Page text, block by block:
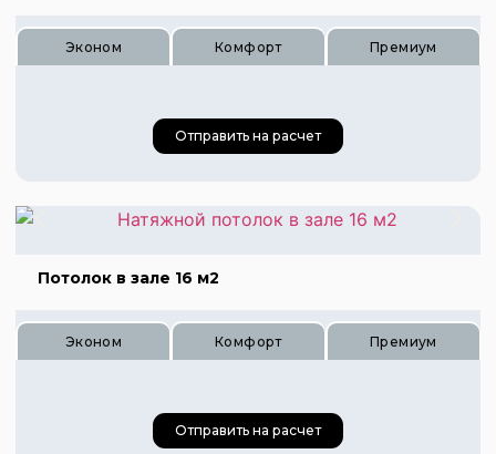
Цена 2500 руб.
Цена 3360 руб.
Эконом Комфорт Премиум
Цена 560 руб.
Цена 840 руб.
Цена 1120 руб.
Отправить на расчет
Потолок в зале 16 м2
Эконом Комфорт Премиум
Отправить на расчет